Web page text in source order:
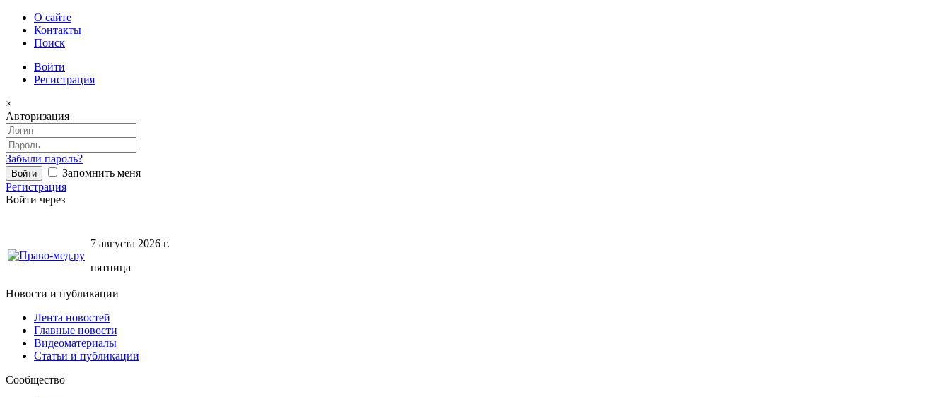
О сайте
Контакты
Поиск
Войти
Регистрация
×
Авторизация
Забыли пароль?
Запомнить меня
Регистрация
Войти через
7 августа 2026 г.
пятница
Новости и публикации
Лента новостей
Главные новости
Видеоматериалы
Статьи и публикации
Сообщество